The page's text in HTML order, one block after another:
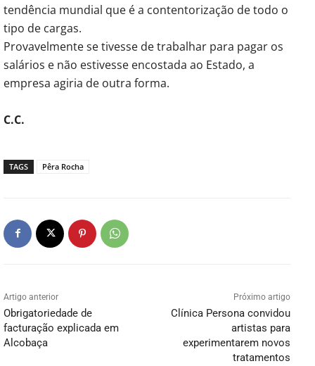
tendência mundial que é a contentorização de todo o
tipo de cargas.
Provavelmente se tivesse de trabalhar para pagar os
salários e não estivesse encostada ao Estado, a
empresa agiria de outra forma.
C.C.
TAGS Pêra Rocha
Artigo anterior
Obrigatoriedade de
facturação explicada em
Alcobaça
Próximo artigo
Clínica Persona convidou
artistas para
experimentarem novos
tratamentos